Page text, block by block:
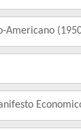
Americano